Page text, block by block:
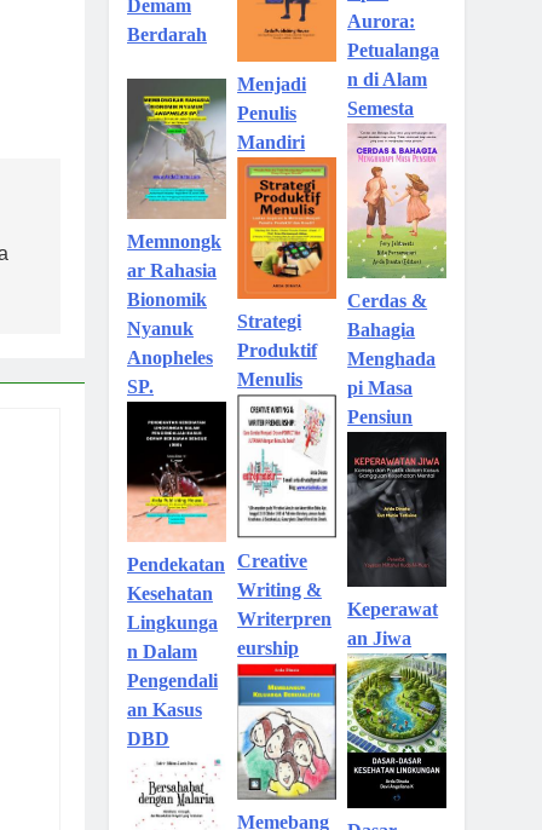
Demam
Berdarah
Memnongk
ar Rahasia
Bionomik
Nyanuk
Anopheles
SP.
Pendekatan
Kesehatan
Lingkunga
n Dalam
Pengendali
an Kasus
DBD
Menjadi
Penulis
Mandiri
Strategi
Produktif
Menulis
Creative
Writing &
Writerpren
eurship
Memebang
Aurora:
Petualanga
n di Alam
Semesta
Cerdas &
Bahagia
Menghada
pi Masa
Pensiun
Keperawat
an Jiwa